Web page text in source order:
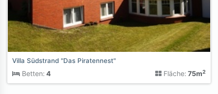
Villa Südstrand "Das Piratennest"
Betten: 4 Fläche: 75m2